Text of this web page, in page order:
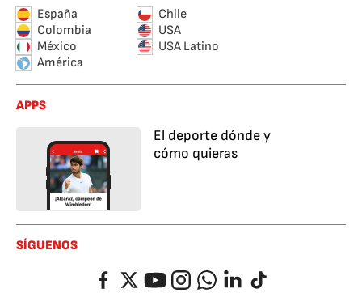
España
Chile
Colombia
USA
México
USA Latino
América
APPS
El deporte dónde y
cómo quieras
SÍGUENOS
FacebookTwitterYouTubeInstagramWhatsappLinkedIn
TikTok